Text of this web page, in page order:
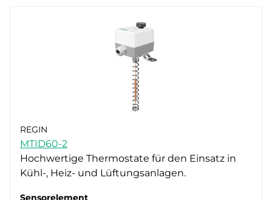
REGIN
MTID60-2
Hochwertige Thermostate für den Einsatz in
Kühl-, Heiz- und Lüftungsanlagen.
Sensorelement